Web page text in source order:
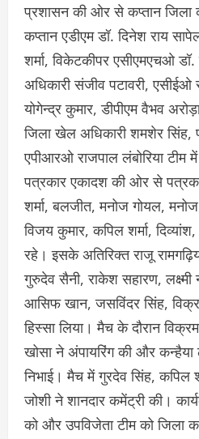
प्रशासन की ओर से कप्तान जिला
कप्तान एडीएम डॉ. दिनेश राय
शर्मा, विकेटकीपर एसीएमएचओ
अधिकारी संजीव पटावरी,
योगेन्द्र कुमार, डीपीएम वैभव
जिला खेल अधिकारी शमशेर
एपीआरओ राजपाल लंबोरिया टीम
पत्रकार एकादश की ओर से
शर्मा, बलजीत, मनोज गोयल, मनोज
विजय कुमार, कपिल शर्मा,
रहे। इसके अतिरिक्त राजू
गुरुदेव सैनी, राकेश सहारण, लक्ष्मी
आसिफ खान, जसविंदर सिंह,
हिस्सा लिया। मैच के दौरान
खोसा ने अंपायरिंग की और कन्हैया
निभाई। मैच में गुरदेव सिंह, कपिल
जोशी ने शानदार कमेंट्री की।
को और उपविजेता टीम को जिला